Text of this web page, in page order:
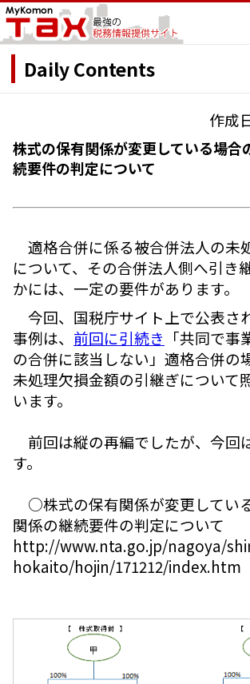
Daily Contents
作成
株式の保有関係が変更している場合
続要件の判定について
適格合併に係る被合併法人の未
について、その合併法人側へ引き
かには、一定の要件があります。
今回、国税庁サイト上で公表さ
事例は、 前回に引続き 「共同で
の合併に該当しない」適格合併の
未処理欠損金額の引継ぎについて
います。
前回は縦の再編でしたが、今回
す。
○株式の保有関係が変更してい
関係の継続要件の判定について
http://www.nta.go.jp/nagoya/
hokaito/hojin/171212/index.htm